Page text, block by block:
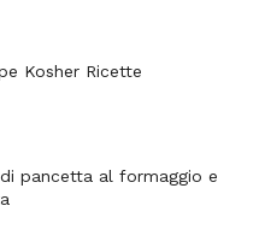
Kosher Ricette
pancetta al formaggio e